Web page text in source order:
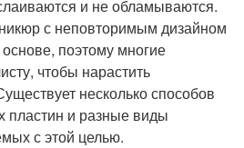
и не обламываются.
с неповторимым дизайном
поэтому многие
чтобы нарастить
несколько способов
пластин и разные виды
с этой целью.